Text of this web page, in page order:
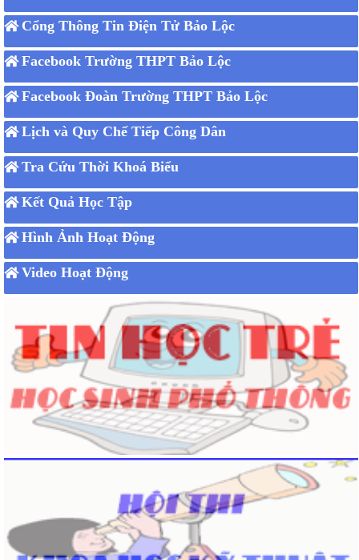
Cổng Thông Tin Điện Tử Bảo Lộc
Facebook Trường THPT Bảo Lộc
Facebook Đoàn Trường THPT Bảo Lộc
Lịch và Quy Chế Tiếp Công Dân
Tra Cứu Thời Khoá Biểu
Kết Quả Học Tập
Hình Ảnh Hoạt Động
Video Hoạt Động